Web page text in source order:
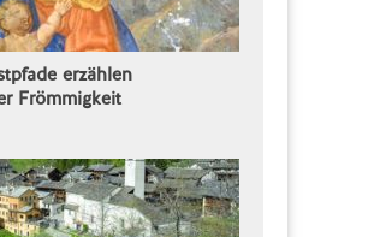
erzählen
Frömmigkeit